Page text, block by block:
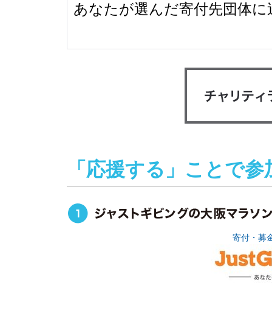
あなたが選んだ寄付先団体
「応援する」ことで
寄付・募